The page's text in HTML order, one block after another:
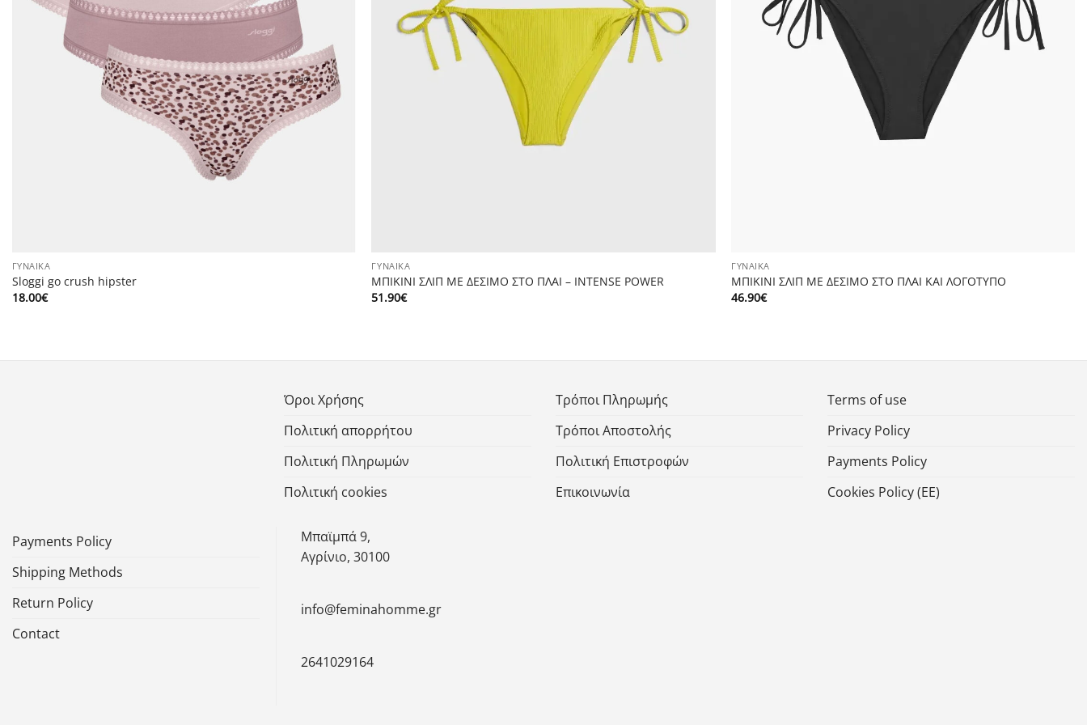
ΓΥΝΑΊΚΑ
Sloggi go crush hipster
18.00€
ΓΥΝΑΊΚΑ
ΜΠΙΚΙΝΙ ΣΛΙΠ ΜΕ ΔΕΣΙΜΟ ΣΤΟ ΠΛΑΙ – INTENSE POWER
51.90€
ΓΥΝΑΊΚΑ
ΜΠΙΚΙΝΙ ΣΛΙΠ ΜΕ ΔΕΣΙΜΟ ΣΤΟ ΠΛΑΙ ΚΑΙ ΛΟΓΟΤΥΠΟ
46.90€
Όροι Χρήσης
Πολιτική απορρήτου
Πολιτική Πληρωμών
Πολιτική cookies
Τρόποι Πληρωμής
Τρόποι Αποστολής
Πολιτική Επιστροφών
Επικοινωνία
Terms of use
Privacy Policy
Payments Policy
Cookies Policy (ΕΕ)
Payments Policy
Shipping Methods
Return Policy
Contact
Μπαϊμπά 9,
Αγρίνιο, 30100
info@feminahomme.gr
2641029164